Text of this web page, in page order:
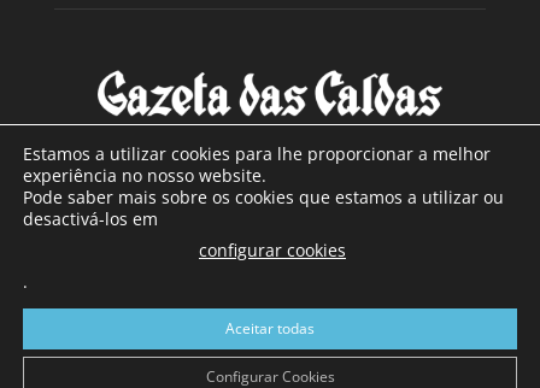
SOBRE NÓS
Com sede nas Caldas da Rainha e mais de 90 anos de
a sul de distrito de Leiria, com mais de 40.000 leitores por
toda a região Oeste. Jornal com distribuição em Portugal
Continental e assinatura online.
Estamos a utilizar cookies para lhe proporcionar a melhor
experiência no nosso website.
Pode saber mais sobre os cookies que estamos a utilizar ou
desactivá-los em
configurar cookies
.
Aceitar todas
Configurar Cookies